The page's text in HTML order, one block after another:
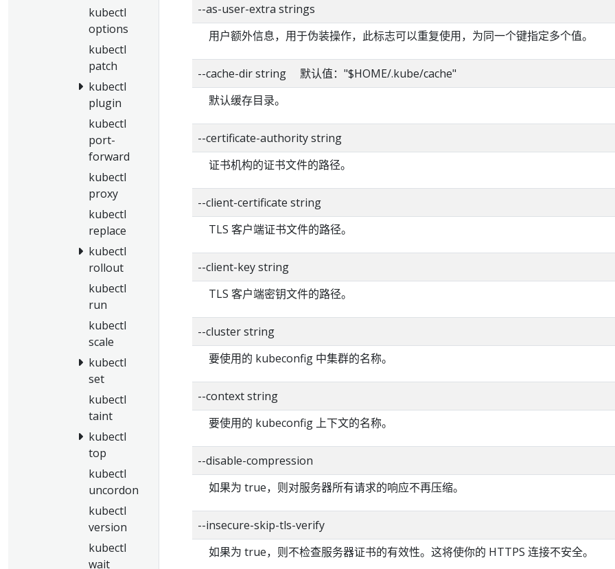
kubectl
options
kubectl
patch
kubectl
plugin
kubectl
port-
forward
kubectl
proxy
kubectl
replace
kubectl
rollout
kubectl
run
kubectl
scale
kubectl
set
kubectl
taint
kubectl
top
kubectl
uncordon
kubectl
version
kubectl
wait
--as-user-extra strings
用户额外信息，用于伪装操作，此标志可以重复使用，为同一个键指定多个值。
--cache-dir string 默认值："$HOME/.kube/cache"
默认缓存目录。
--certificate-authority string
证书机构的证书文件的路径。
--client-certificate string
TLS 客户端证书文件的路径。
--client-key string
TLS 客户端密钥文件的路径。
--cluster string
要使用的 kubeconfig 中集群的名称。
--context string
要使用的 kubeconfig 上下文的名称。
--disable-compression
如果为 true，则对服务器所有请求的响应不再压缩。
--insecure-skip-tls-verify
如果为 true，则不检查服务器证书的有效性。这将使你的 HTTPS 连接不安全。